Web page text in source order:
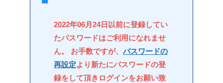
2022年06月24日以前に登録してい
たパスワードはご利用になれませ
ん。 お手数ですが、 パスワードの
再設定より新たにパスワードの登
録をして頂きログインをお願い致